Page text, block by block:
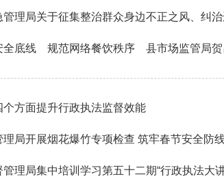
管理局关于征集整治群众身边不正之风、纠
全底线 规范网络餐饮秩序 县市场监管局贺
个方面提升行政执法监督效能
理局开展烟花爆竹专项检查 筑牢春节安全防
理局集中培训学习第五十二期“行政执法大